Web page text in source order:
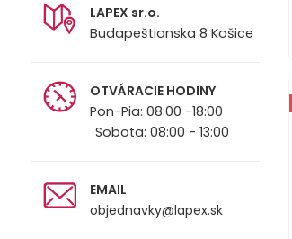
LAPEX sr.o.
Budapeštianska 8 Košice
OTVÁRACIE HODINY
Pon-Pia: 08:00 -18:00
Sobota: 08:00 - 13:00
EMAIL
objednavky@lapex.sk